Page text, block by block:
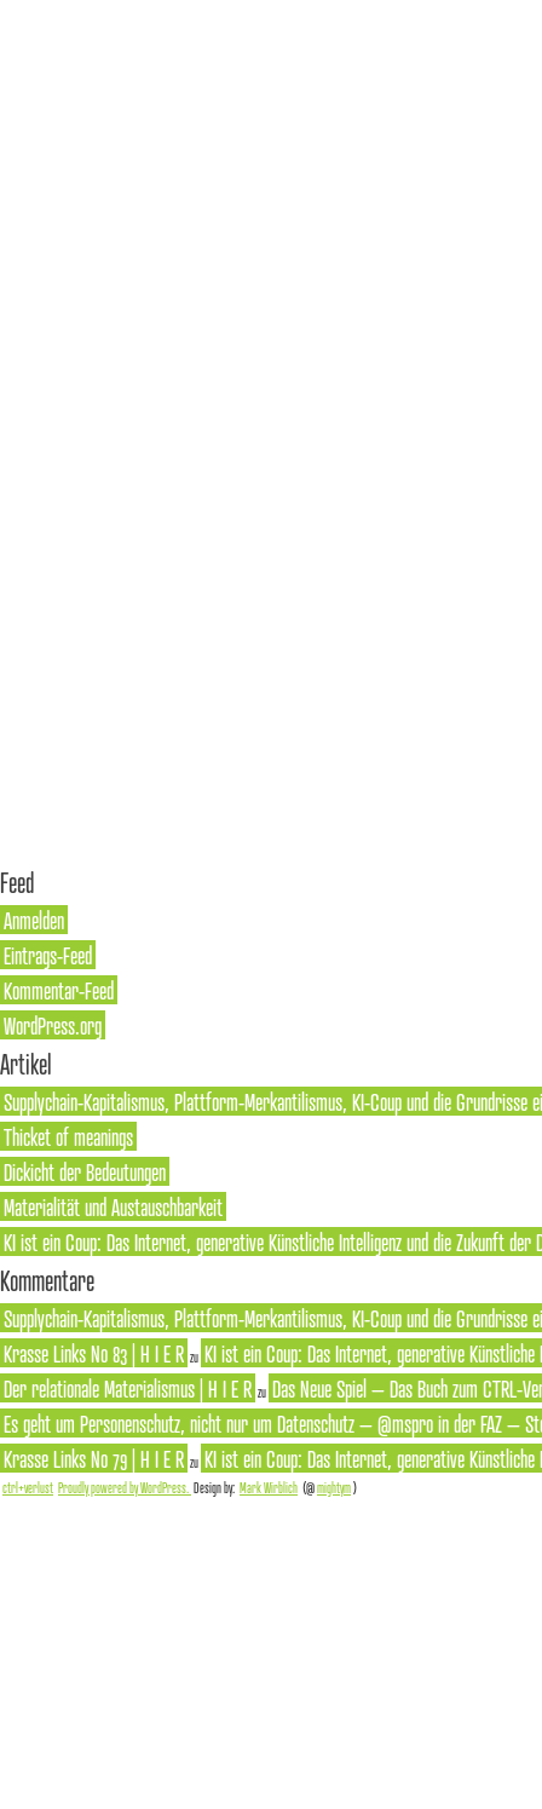
Feed
Anmelden
Eintrags-Feed
Kommentar-Feed
WordPress.org
Artikel
Supplychain-Kapitalismus, Plattform-Merkantilismus, KI-Coup und die Grundrisse
Thicket of meanings
Dickicht der Bedeutungen
Materialität und Austauschbarkeit
KI ist ein Coup: Das Internet, generative Künstliche Intelligenz und die Zukunft der
Kommentare
Supplychain-Kapitalismus, Plattform-Merkantilismus, KI-Coup und die
Krasse Links No 83 | H I E R zu KI ist ein Coup: Das Internet, generative
Der relationale Materialismus | H I E R zu Das Neue Spiel – Das Buch zum CTRL-
Es geht um Personenschutz, nicht nur um Datenschutz – @mspro in der FAZ –
Krasse Links No 79 | H I E R zu KI ist ein Coup: Das Internet, generative
ctrl+verlust Proudly powered by WordPress. Design by: Mark Wirblich (@mightym)